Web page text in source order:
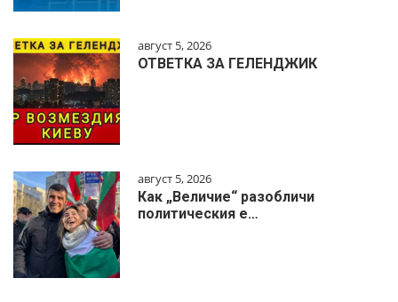
август 5, 2026
ОТВЕТКА ЗА ГЕЛЕНДЖИК
август 5, 2026
Как „Величие“ разобличи
политическия е…